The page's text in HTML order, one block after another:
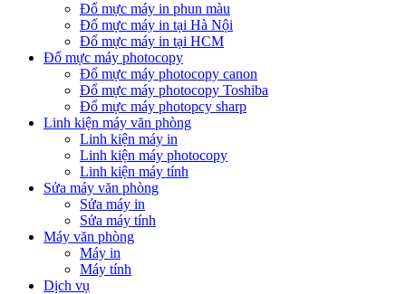
Đổ mực máy in phun màu
Đổ mực máy in tại Hà Nội
Đổ mực máy in tại HCM
Đổ mực máy photocopy
Đổ mực máy photocopy canon
Đổ mực máy photocopy Toshiba
Đổ mực máy photopcy sharp
Linh kiện máy văn phòng
Linh kiện máy in
Linh kiện máy photocopy
Linh kiện máy tính
Sửa máy văn phòng
Sửa máy in
Sửa máy tính
Máy văn phòng
Máy in
Máy tính
Dịch vụ